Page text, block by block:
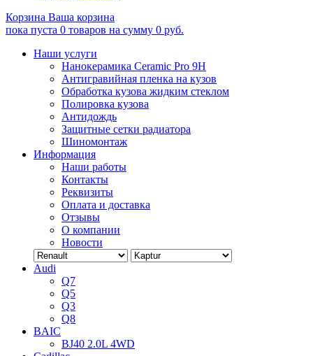
Корзина Ваша корзина
пока пуста 0 товаров на сумму 0 руб.
Наши услуги
Нанокерамика Ceramic Pro 9H
Антигравийная пленка на кузов
Обработка кузова жидким стеклом
Полировка кузова
Антидождь
Защитные сетки радиатора
Шиномонтаж
Информация
Наши работы
Контакты
Реквизиты
Оплата и доставка
Отзывы
О компании
Новости
Audi
Q7
Q5
Q3
Q8
BAIC
BJ40 2.0L 4WD